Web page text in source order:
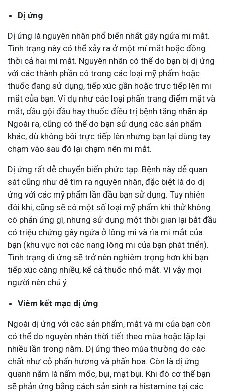
Dị ứng
Dị ứng là nguyên nhân phổ biến nhất gây ngứa mi mắt.
Tình trạng này có thể xảy ra ở một mí mắt hoặc đồng
thời cả hai mí mắt. Nguyên nhân có thể do bạn bị dị ứng
với các thành phần có trong các loại mỹ phẩm hoặc
thuốc đang sử dụng, tiếp xúc gần hoặc trực tiếp lên mi
mắt của bạn. Ví dụ như các loại phấn trang điểm mặt và
mắt, dầu gội đầu hay thuốc điều trị bệnh tăng nhãn áp.
Ngoài ra, cũng có thể do bạn sử dụng các sản phẩm
khác, dù không bôi trực tiếp lên nhưng bạn lại dùng tay
chạm vào sau đó lại chạm nên mi mắt.
Dị ứng rất dễ chuyển biến phức tạp. Bệnh này dễ quan
sát cũng như dễ tìm ra nguyên nhân, đặc biệt là do dị
ứng với các mỹ phẩm lần đầu bạn sử dụng. Tuy nhiên
đôi khi, cũng sẽ có một số loại mỹ phẩm khi thử không
có phản ứng gì, nhưng sử dụng một thời gian lại bắt đầu
có triệu chứng gây ngứa ở lông mi và rìa mi mắt của
bạn (khu vực nơi các nang lông mi của bạn phát triển).
Tình trạng di ứng sẽ trở nên nghiêm trọng hơn khi bạn
tiếp xúc càng nhiều, kể cả thuốc nhỏ mắt. Vì vậy mọi
người nên chú ý.
Viêm kết mạc dị ứng
Ngoài dị ứng với các sản phẩm, mắt và mi của bạn còn
có thể do nguyên nhân thời tiết theo mùa hoặc lặp lại
nhiều lần trong năm. Dị ứng theo mùa thường do các
chất như cỏ phấn hương và phấn hoa. Còn là dị ứng
quanh năm là nấm mốc, bụi, mạt bụi. Khi đó cơ thể bạn
sẽ phản ứng bằng cách sản sinh ra histamine tại các